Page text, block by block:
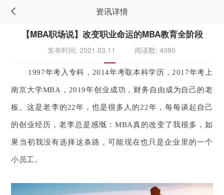
资讯详情
【MBA职场说】改变职业命运的MBA教育全阶段
发布时间: 2021.03.11 阅读数: 4080
1997年考入专科，2014年考取本科学历，2017年考上
南京大学MBA，2019年创业成功，财务自由成为自己的老
板。这是老李的22年，也是很多人的22年，每每谈起自己
的创业经历，老李总是感慨：MBA真的改变了我很多，如
果当初我没有选择这条路，可能现在也只是企业里的一个
小员工。